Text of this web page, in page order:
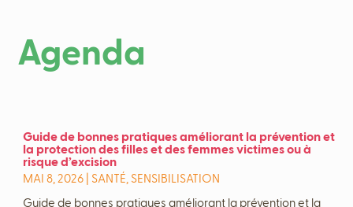
Agenda
Guide de bonnes pratiques améliorant la prévention et
la protection des filles et des femmes victimes ou à
risque d’excision
MAI 8, 2026 SANTÉ, SENSIBILISATION
Guide de bonnes pratiques améliorant la prévention et la